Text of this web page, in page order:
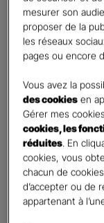
Etes-vous déjà
Oui
Civilité*
Madame
Monsieur
Contact*
First
mesurer son
proposer de la
les réseaux
pages ou encore
Vous avez la
des cookies en
Gérer mes
cookies, les
réduites. En
cookies, vous
chacun de
d’accepter ou de
appartenant à